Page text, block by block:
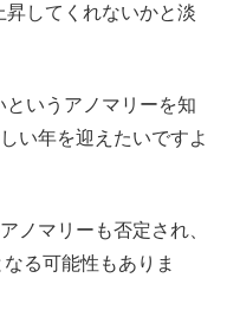
してくれないかと淡
いうアノマリーを知
い年を迎えたいですよ
ノマリーも否定され、
る可能性もありま